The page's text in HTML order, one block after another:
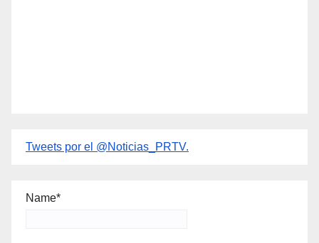
Tweets por el @Noticias_PRTV.
Name*